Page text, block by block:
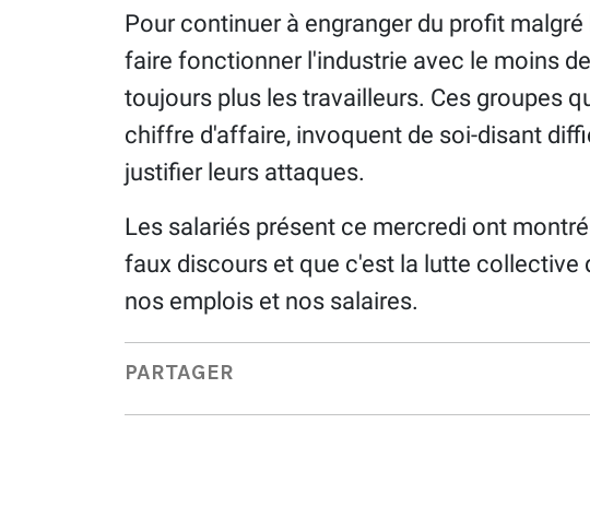
Pour continuer à engranger du profit
faire fonctionner l'industrie avec le moins
toujours plus les travailleurs. Ces groupes
chiffre d'affaire, invoquent de soi-disant
justifier leurs attaques.
Les salariés présent ce mercredi ont
faux discours et que c'est la lutte collective
nos emplois et nos salaires.
PARTAGER